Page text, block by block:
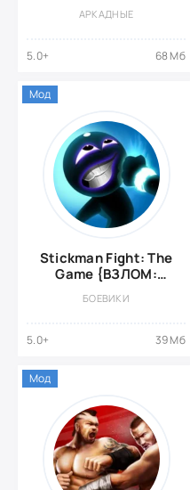
денег}
АРКАДНЫЕ
5.0+ 68 Мб
Stickman Fight: The
Game {ВЗЛОМ:
БОЕВИКИ
5.0+ 39 Мб
Мод
Мод